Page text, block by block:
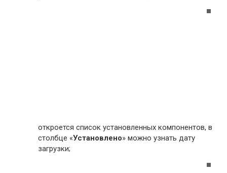
откроется список установленных компонентов, в
столбце «Установлено» можно узнать дату
загрузки;